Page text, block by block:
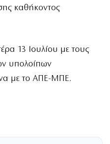
καθήκοντος
13 Ιουλίου με τους
υπολοίπων
με το ΑΠΕ-ΜΠΕ.